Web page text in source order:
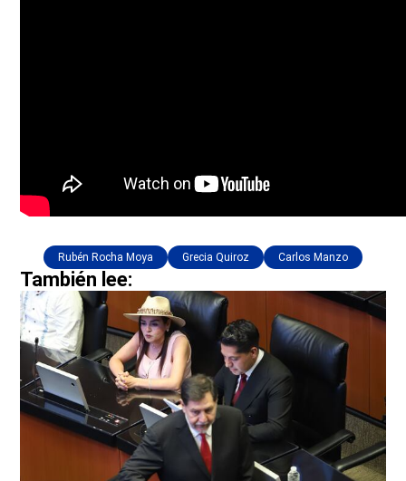
Rubén Rocha Moya Grecia Quiroz Carlos Manzo
También lee: